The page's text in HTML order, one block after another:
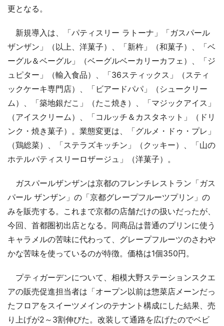
更となる。
新規導入は、「パティスリー ラトーナ」「ガスパール
ザンザン」（以上、洋菓子）、「新杵」（和菓子）、「ベ
ーグル＆ベーグル」（ベーグルベーカリーカフェ）、「ジ
ュピター」（輸入食品）、「36スティックス」（スティ
ックケーキ専門店）、「ビアードパパ」（シュークリー
ム）、「築地銀だこ」（たこ焼き）、「マジックアイス」
（アイスクリーム）、「コルッチ＆カスタネット」（ドリ
ンク・焼き菓子）。業態変更は、「グルメ・ドゥ・プレ」
（鶏総菜）、「ステラズキッチン」（クッキー）、「山の
ホテルパティスリーロザージュ」（洋菓子）。
ガスパールザンザンは京都のフレンチレストラン「ガス
パール ザンザン」の「京都グレープフルーツプリン」の
みを販売する。これまで京都の店舗だけの扱いだったが、
今回、首都圏初出店となる。同商品は普通のプリンに使う
キャラメルの苦味に代わって、グレープフルーツのさわや
かな苦味を使っているのが特徴。価格は1個350円。
プティガーデンについて、相模大野ステーションスクエ
アの販売促進担当者は「オープン以前は惣菜店メーンだっ
たフロアをスイーツメインのテナント構成にした結果、売
り上げが2～3割伸びた。改装して通路を広げたのでベビ